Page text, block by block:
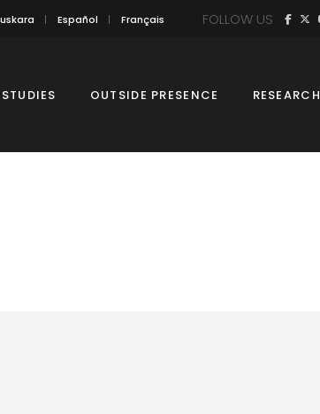
Español Français FOLLOW US
STUDIES OUTSIDE PRESENCE RESEARCH